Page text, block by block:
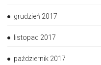
grudzień 2017
listopad 2017
październik 2017